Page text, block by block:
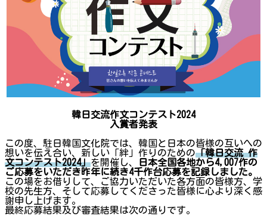
韓日交流作文コンテスト2024
入賞者発表
この度、駐日韓国文化院では、韓国と日本の皆様の互いへの
想いを伝え合い、新しい「絆」作りのための「韓日交流 作
文コンテスト2024」を開催し、
日本全国各地から4,007作の
ご応募をいただき昨年に続き4千作台応募を記録しました。
この場をお借りして、ご協力いただいた各方面の皆様方、学
校の先生方、そして応募してくださった皆様に心より深く感
謝申し上げます。
最終応募結果及び審査結果は次の通りです。